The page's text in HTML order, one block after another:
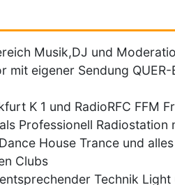
Musik,DJ und
mit eigener Sendung QUER-
K 1 und RadioRFC FFM
Professionell
House Trance und
Clubs
Technik Light